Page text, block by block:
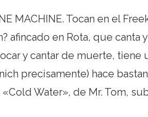
MACHINE. Tocan en el
afincado en Rota, que
y cantar de muerte, tiene
precisamente) hace
Water», de Mr. Tom,